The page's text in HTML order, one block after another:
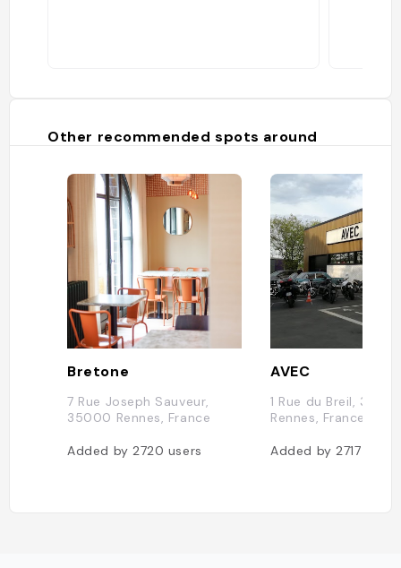
Other recommended spots around
Bretone
7 Rue Joseph Sauveur,
35000 Rennes, France
Added by2720 users
AVEC
1 Rue du Breil,
Rennes, France
Added by2717